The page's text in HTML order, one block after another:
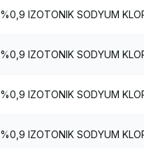
%0,9 IZOTONIK SODYUM
%0,9 IZOTONIK SODYUM
%0,9 IZOTONIK SODYUM
%0,9 IZOTONIK SODYUM